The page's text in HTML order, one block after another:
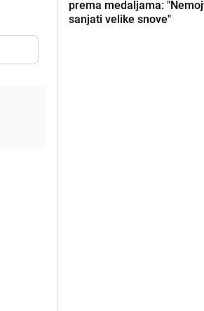
prema medaljama:
sanjati velike snove"